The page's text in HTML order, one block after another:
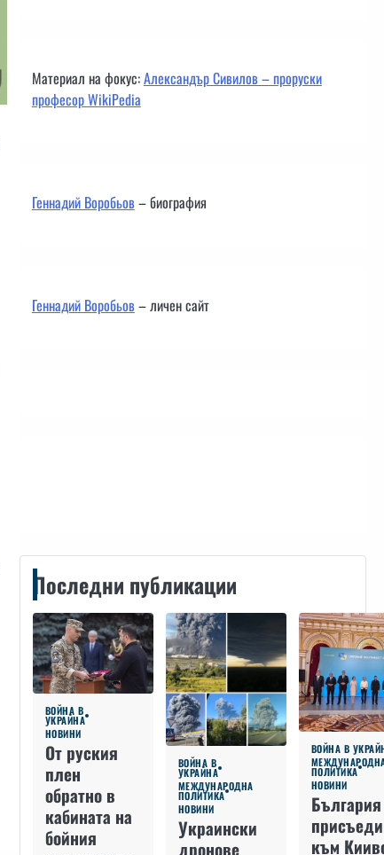
Материал на фокус:Александър Сивилов – проруски
професор WikiPedia
Геннадий Воробьов– биография
Геннадий Воробьов– личен сайт
Последни публикации
ВОЙНА В
УКРАЙНА
НОВИНИ
От руския
плен
обратно в
кабината на
бойния
ВОЙНА В
УКРАЙНА
МЕЖДУНАРОДНА
ПОЛИТИКА
НОВИНИ
Украински
дронове
ВОЙНА В
ПОЛИТИКА
НОВИНИ
към